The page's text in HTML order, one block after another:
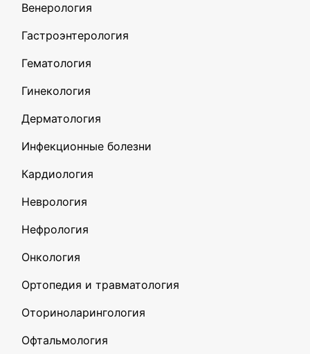
Венерология
Гастроэнтерология
Гематология
Гинекология
Дерматология
Инфекционные болезни
Кардиология
Неврология
Нефрология
Онкология
Ортопедия и травматология
Оториноларингология
Офтальмология